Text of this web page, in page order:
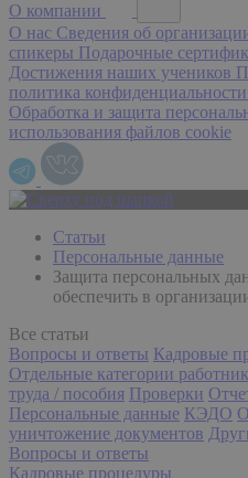
О компании
О нас Сведения об
спикеры Подарочные
Достижения наших учеников
политика
Обработка и защита
использования файлов cookie
Статьи
Персональные данные
Защита персональных
обеспечить в
Все статьи
Вопросы и ответы Кадровые
Отдельные категории
труда / пособия Проверки
Персональные данные КЭДО
уничтожение документов
Вопросы и ответы
Кадровые процедуры